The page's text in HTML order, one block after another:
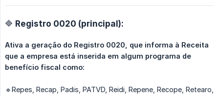
🔷 Registro 0020 (principal):
Ativa a geração do Registro 0020, que informa à Receita
que a empresa está inserida em algum programa de
benefício fiscal como:
🔹Repes, Recap, Padis, PATVD, Reidi, Repene, Recope, Retearo,